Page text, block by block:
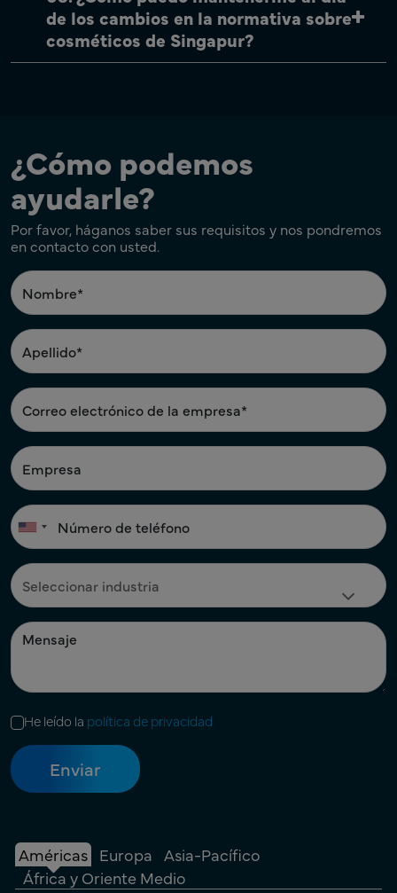
de los cambios en la normativa sobre
cosméticos de Singapur?
¿Cómo podemos
ayudarle?
Por favor, háganos saber sus requisitos y nos pondremos
en contacto con usted.
He leído la política de privacidad
Américas Europa Asia-Pacífico
África y Oriente Medio